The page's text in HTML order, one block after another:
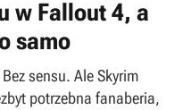
w Fallout 4, a
samo
sensu. Ale Skyrim
potrzebna fanaberia,